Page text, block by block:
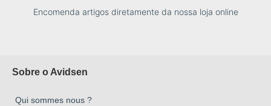
Encomenda artigos diretamente da nossa loja online
Sobre o Avidsen
Qui sommes nous ?